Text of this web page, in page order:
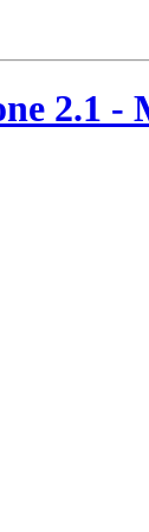
2.1 -